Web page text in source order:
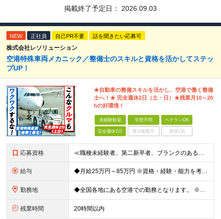
掲載終了予定日： 2026.09.03
NEW 正社員 自己PR不要 話を聞きたい応募可
株式会社レソリューション
空港特殊車両メカニック／整備士のスキルと資格を活かしてステッ
プUP！
★自動車の整備スキルを活かし、空港で働く整備
士へ！★ 完全週休2日（土・日）★残業月10～20
hの好環境！
未経験歓迎 学歴不問 ベテランOK
完全週休2日 賞与複数月 面接1回
応募資格 ≪職種未経験者、第二新卒者、ブランクのある方歓迎！≫ ◆自動車整備士3級以上の資格をお持ちの方 学歴不問。 ◎自動車整備士資格必須 ◎整備経験者優遇 ※技術サポートが充実しており、経験年数は不問
給与 ◆月給25万円～85万円 ※資格・経験・能力を考慮の上、優遇 ※現年収・年齢・経験・資格・能力等、総合的に考慮し、決定します。 ※自動車整備の実務経験がある方はご相談ください！ ※試用期間有(同待遇/
勤務地 ◆全国各地にある空港での勤務となります。 ※希望を考慮し勤務先を決定いたします。 ※地域により空港内特殊車両の整備を空港外で行なう事もあります。 ★遠方からのご応募も歓迎です。引越など赴任に伴う
残業時間 20時間以内